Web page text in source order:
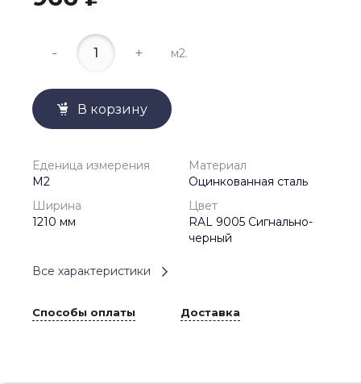
- + м2.
В корзину
Еденица измерения
М2
Материал
Оцинкованная сталь
Ширина
1210 мм
Цвет
RAL 9005 Сигнально-
черный
Все характеристики
Способы оплаты Доставка